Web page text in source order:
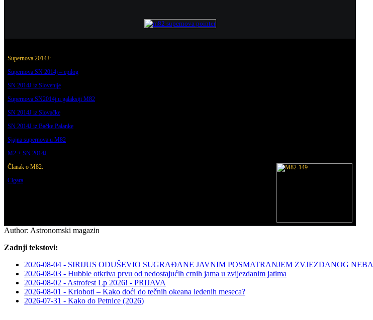
Supernova 2014J:
Supernova SN 2014j – epilog
SN 2014J iz Slovenije
Supernova SN2014j u galaksiji M82
SN 2014J iz Slovačke
SN 2014J iz Bačke Palanke
Sjajna supernova u M82
M2 + SN 2014J
Članak o M82:
Cigara
Author: Astronomski magazin
Zadnji tekstovi:
2026-08-04 - SIRIJUS ODUŠEVIO SUGRAĐANE JAVNIM POSMATRANJEM ZVJEZDANOG NEBA
2026-08-03 - Hubble otkriva prvu od nedostajućih crnih jama u zvijezdanim jatima
2026-08-02 - Astrofest Lp 2026! - PRIJAVA
2026-08-01 - Krioboti – Kako doći do tečnih okeana ledenih meseca?
2026-07-31 - Kako do Petnice (2026)